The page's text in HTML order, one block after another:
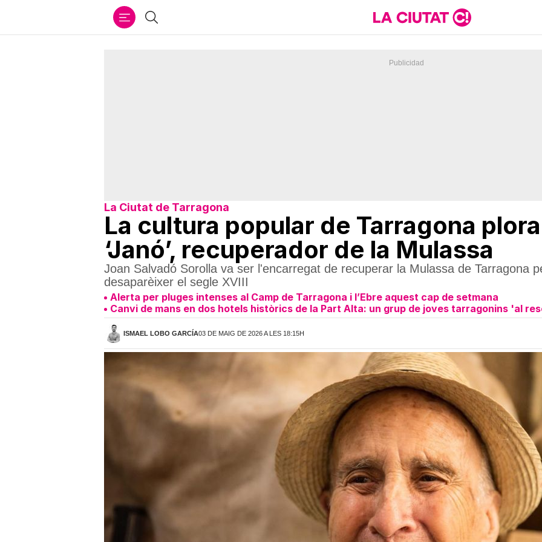
Cercar
La Ciutat de Tarragona
La cultura popular de Tarragona
‘Janó’, recuperador de la Mulassa
Joan Salvadó Sorolla va ser l'encarregat de recuperar la Mulassa de Tarragona
desaparèixer el segle XVIII
Alerta per pluges intenses al Camp de Tarragona i l’Ebre aquest cap de setmana
Canvi de mans en dos hotels històrics de la Part Alta: un grup de joves tarragonins 'al
ISMAEL LOBO GARCÍA03 DE MAIG DE 2026 A LES 18:15H